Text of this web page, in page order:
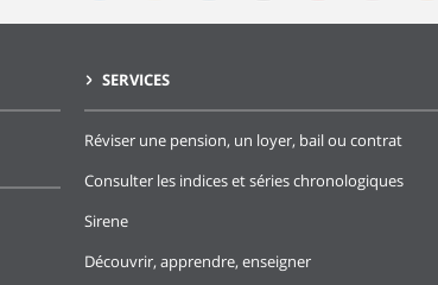
SERVICES
Réviser une pension, un loyer, bail ou contrat
Consulter les indices et séries chronologiques
Sirene
Découvrir, apprendre, enseigner